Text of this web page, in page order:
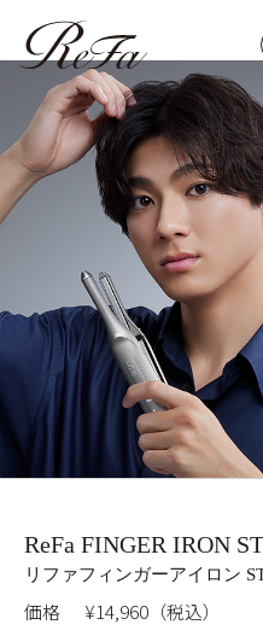
ReFa FINGER IRON
リファフィンガーアイロン
価格 ¥14,960（税込）